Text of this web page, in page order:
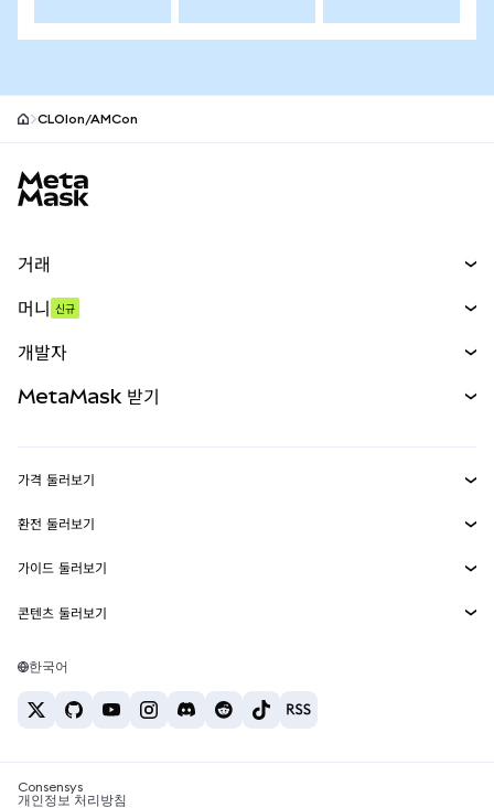
CLOIon/AMCon
거래
무기한 선물
실물자산
머니 신규
개발자
MetaMask Connect
Snaps
웹3 서비스
MetaMask 받기
보안
고객 지원
채용
가격 둘러보기
이더리움 가격
솔라나 가격
테더 가격
환전 둘러보기
ETH를 USD로 환전
USDT를 INR로 환전
BTC를 INR로 환전
ETH를 USDT로 환전
가이드 둘러보기
ETH 매수
USDT 매수
SHIB 매수
콘텐츠 둘러보기
솔라나 지갑
암호화폐 세금 뉴스
한국어
Consensys
개인정보 처리방침